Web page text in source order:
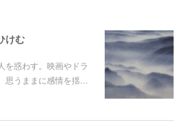
けむ
惑わす。映画やドラ
思うままに感情を揺…